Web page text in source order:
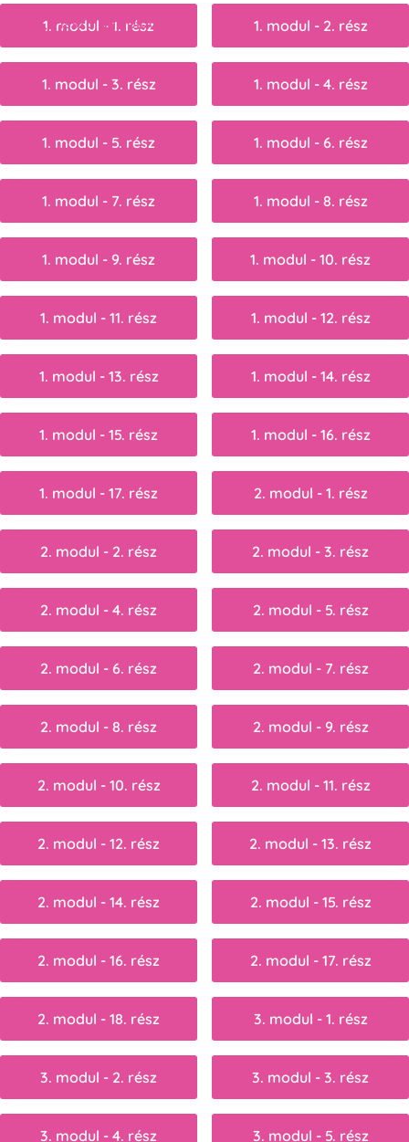
Vissza a főoldalra
1. modul - 1. rész 1. modul - 2. rész
1. modul - 3. rész 1. modul - 4. rész
1. modul - 5. rész 1. modul - 6. rész
1. modul - 7. rész 1. modul - 8. rész
1. modul - 9. rész 1. modul - 10. rész
1. modul - 11. rész 1. modul - 12. rész
1. modul - 13. rész 1. modul - 14. rész
1. modul - 15. rész 1. modul - 16. rész
1. modul - 17. rész 2. modul - 1. rész
2. modul - 2. rész 2. modul - 3. rész
2. modul - 4. rész 2. modul - 5. rész
2. modul - 6. rész 2. modul - 7. rész
2. modul - 8. rész 2. modul - 9. rész
2. modul - 10. rész 2. modul - 11. rész
2. modul - 12. rész 2. modul - 13. rész
2. modul - 14. rész 2. modul - 15. rész
2. modul - 16. rész 2. modul - 17. rész
2. modul - 18. rész 3. modul - 1. rész
3. modul - 2. rész 3. modul - 3. rész
3. modul - 4. rész 3. modul - 5. rész